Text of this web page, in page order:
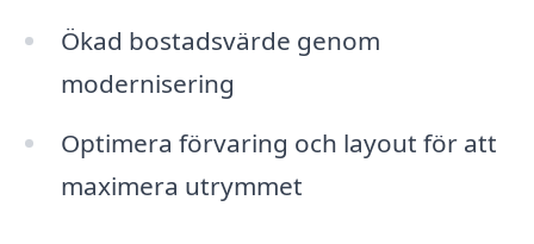
Ökad bostadsvärde genom
modernisering
Optimera förvaring och layout för att
maximera utrymmet